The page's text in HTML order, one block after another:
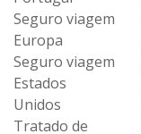
Seguro viagem
Europa
Seguro viagem
Estados
Unidos
Tratado de